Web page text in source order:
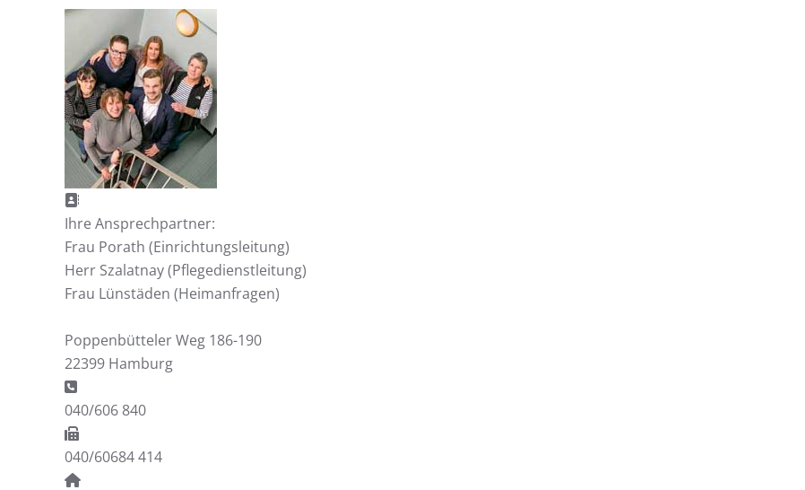
Adresse:
Ihre Ansprechpartner:
Frau Porath (Einrichtungsleitung)
Herr Szalatnay (Pflegedienstleitung)
Frau Lünstäden (Heimanfragen)
Poppenbütteler Weg 186-190
22399 Hamburg
Telefon:
040/606 840
Fax:
040/60684 414
Website: